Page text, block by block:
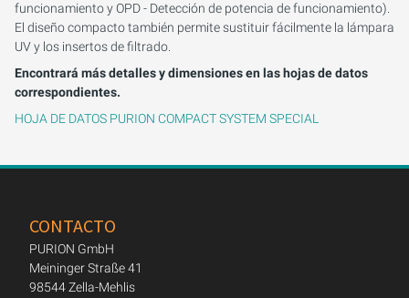
funcionamiento y OPD - Detección de potencia de funcionamiento).
El diseño compacto también permite sustituir fácilmente la lámpara
UV y los insertos de filtrado.
Encontrará más detalles y dimensiones en las hojas de datos
correspondientes.
HOJA DE DATOS PURION COMPACT SYSTEM SPECIAL
CONTACTO
PURION GmbH
Meininger Straße 41
98544 Zella-Mehlis